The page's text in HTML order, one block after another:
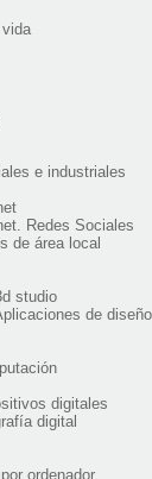
e industriales
Redes Sociales
de área local
studio
de
digitales
digital
ordenador